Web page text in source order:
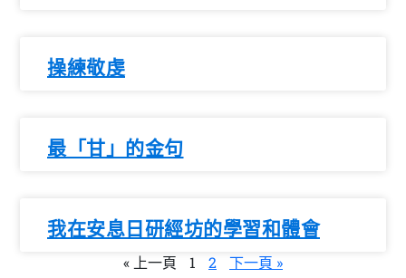
操練敬虔
最「甘」的金句
我在安息日研經坊的學習和體會
« 上一頁 1 2 下一頁 »